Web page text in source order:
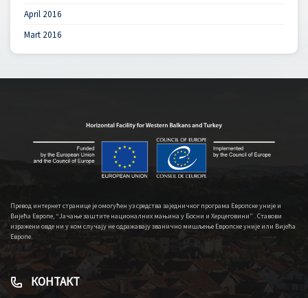
April 2016
Mart 2016
Превод интернет странице је омогућен уз средства заједничког програма Европске уније и
Вијећа Европе, “Јачање заштите националних мањина у Босни и Херцеговини” . Ставови
изражени овде ни у ком случају не одражавају званично мишљење Европске уније или Вијећа
Европе.
КОНТАКТ